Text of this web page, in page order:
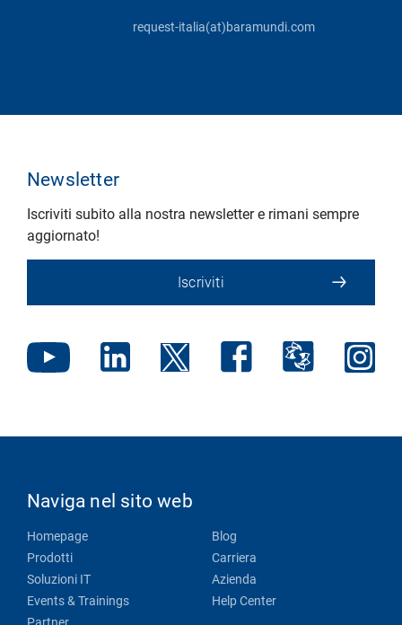
request-italia(at)baramundi.com
Newsletter
Iscriviti subito alla nostra newsletter e rimani sempre
aggiornato!
Iscriviti
Naviga nel sito web
Homepage
Prodotti
Soluzioni IT
Events & Trainings
Blog
Carriera
Azienda
Help Center